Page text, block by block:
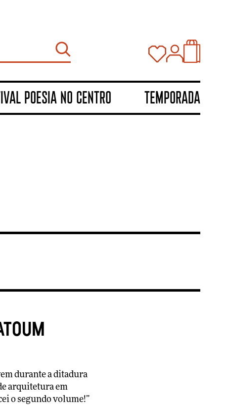
Poesia no Centro TEMPORADA
durante a ditadura
arquitetura em
o segundo volume!”